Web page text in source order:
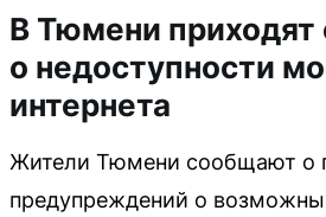
В Тюмени
о недоступности
интернета
Жители Тюмени сообщают о
предупреждений о